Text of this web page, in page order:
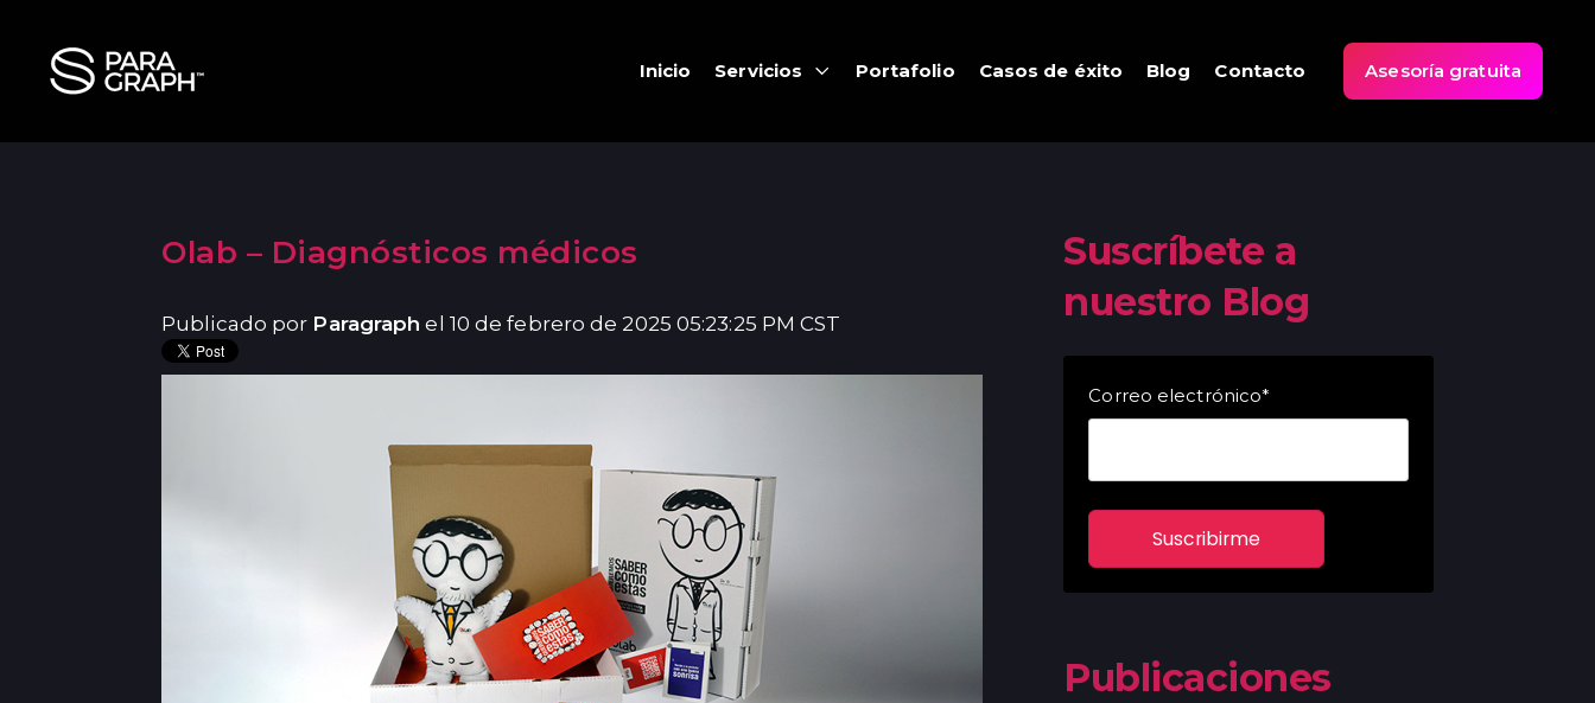
Inicio Servicios Portafolio Casos de éxito Blog Contacto Asesoría gratuita
Olab – Diagnósticos médicos
Publicado por Paragraph el 10 de febrero de 2025 05:23:25 PM CST
Suscríbete a
nuestro Blog
Correo electrónico*
Publicaciones